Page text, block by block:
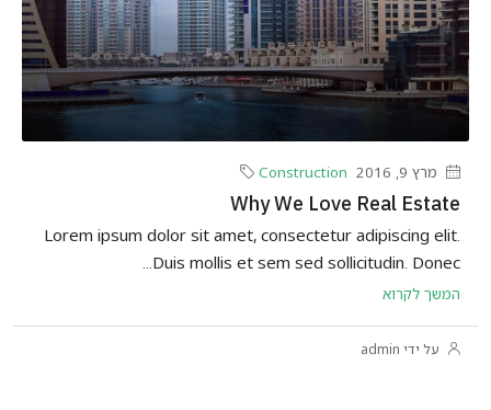
מרץ 9, 2016 Construction
Why We Love Real Estate
Lorem ipsum dolor sit amet, consectetur adipiscing elit.
Duis mollis et sem sed sollicitudin. Donec...
המשך לקרוא
על ידי admin